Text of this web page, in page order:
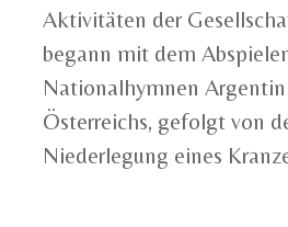
Aktivitäten der
begann mit dem
Nationalhymnen
Österreichs, gefolgt von
Niederlegung eines